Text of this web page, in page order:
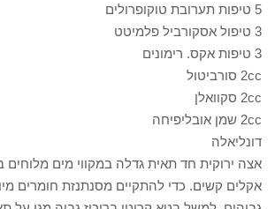
5 טיפות תערובת טוקופרולים
3 טיפול אסקורביל פלמיטט
3 טיפות אקס. רימונים
2cc סורביטול
2cc סקוואלן
2cc שמן אובליפיחה
דונליאלה
אצה ירוקית חד תאית גדלה במקווי מים מלוחים
אקלים קשים. כדי להתקיים מסנתנזת חומרים